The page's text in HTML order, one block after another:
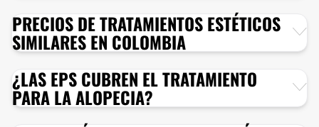
PRECIOS DE TRATAMIENTOS ESTÉTICOS
SIMILARES EN COLOMBIA
¿LAS EPS CUBREN EL TRATAMIENTO
PARA LA ALOPECIA?